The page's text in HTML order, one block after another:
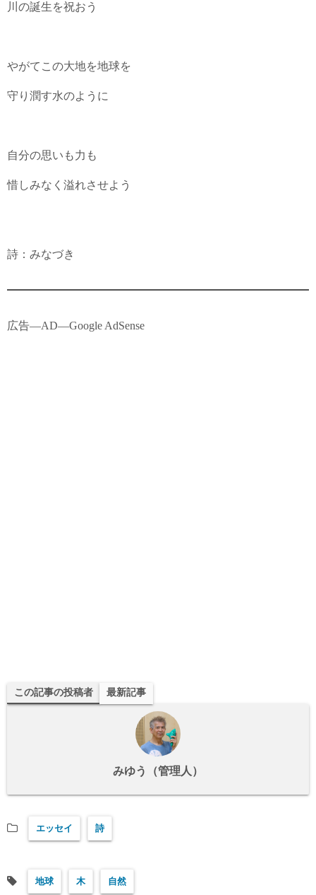
川の誕生を祝おう
やがてこの大地を地球を
守り潤す水のように
自分の思いも力も
惜しみなく溢れさせよう
詩：みなづき
広告―AD―Google AdSense
この記事の投稿者 最新記事
みゆう（管理人）
エッセイ 詩
地球 木 自然